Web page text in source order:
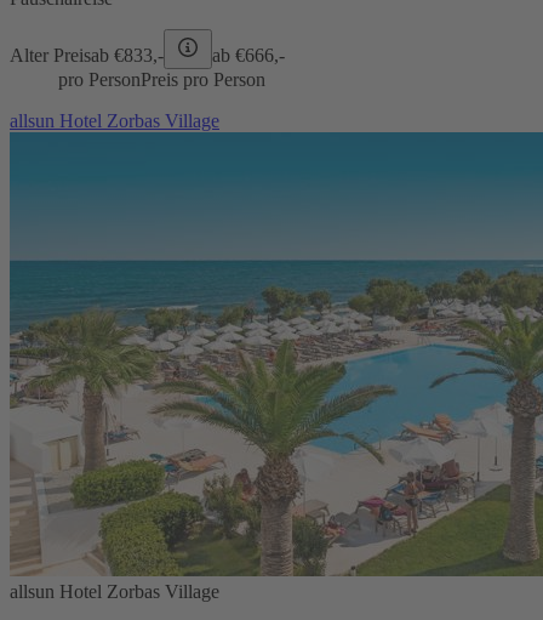
Alter Preisab €833,- ab €666,-
pro PersonPreis pro Person
allsun Hotel Zorbas Village
allsun Hotel Zorbas Village